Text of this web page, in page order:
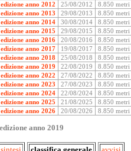
edizione anno 2012
25/08/2012
8.850 metri
edizione anno 2013
29/08/2013
8.850 metri
edizione anno 2014
30/08/2014
8.850 metri
edizione anno 2015
29/08/2015
8.850 metri
edizione anno 2016
20/08/2016
8.850 metri
edizione anno 2017
19/08/2017
8.850 metri
edizione anno 2018
25/08/2018
8.850 metri
edizione anno 2019
22/08/2019
8.850 metri
edizione anno 2022
27/08/2022
8.850 metri
edizione anno 2023
27/08/2023
8.850 metri
edizione anno 2024
22/08/2024
8.850 metri
edizione anno 2025
21/08/2025
8.850 metri
edizione anno 2026
20/08/2026 8.850 metri
anno 2019